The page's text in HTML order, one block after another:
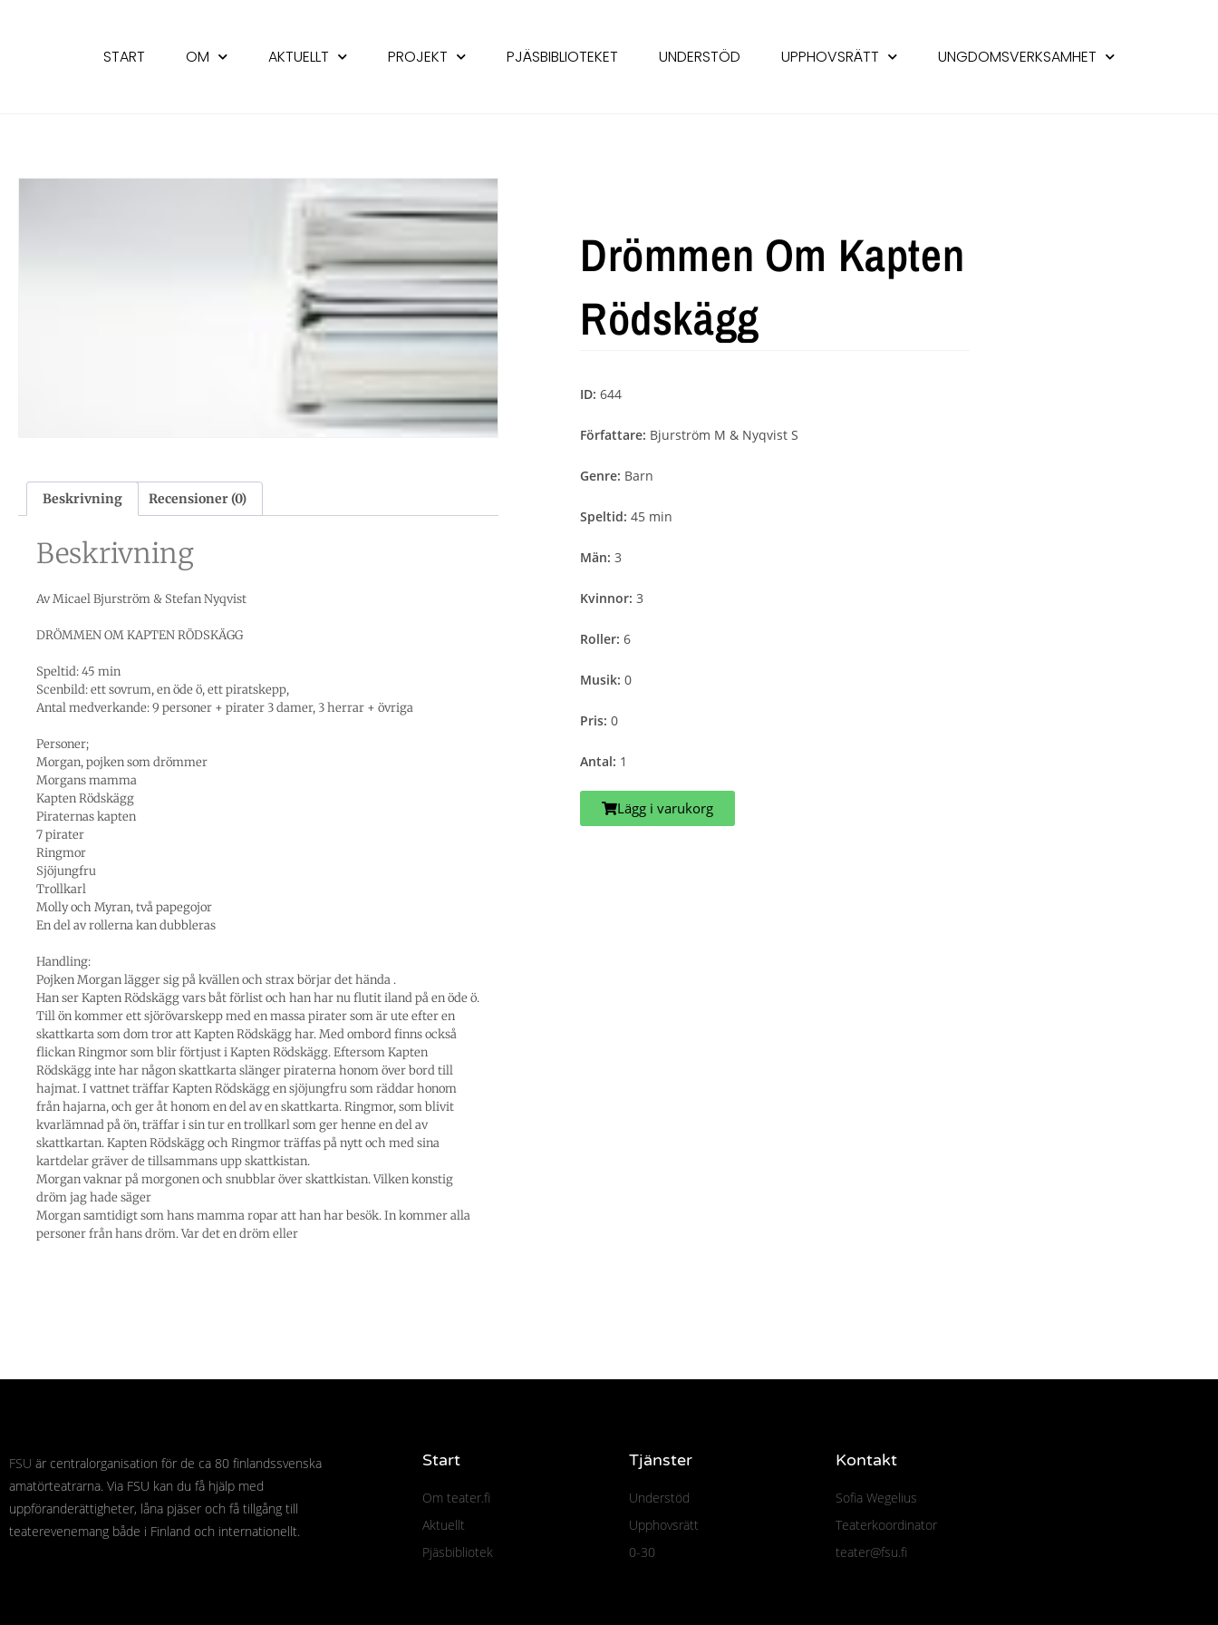
START OM AKTUELLT PROJEKT PJÄSBIBLIOTEKET UNDERSTÖD UPPHOVSRÄTT UNGDOMSVERKSAMHET
Beskrivning Recensioner (0)
Beskrivning
Av Micael Bjurström & Stefan Nyqvist
DRÖMMEN OM KAPTEN RÖDSKÄGG
Speltid: 45 min
Scenbild: ett sovrum, en öde ö, ett piratskepp,
Antal medverkande: 9 personer + pirater 3 damer, 3 herrar + övriga
Personer;
Morgan, pojken som drömmer
Morgans mamma
Kapten Rödskägg
Piraternas kapten
7 pirater
Ringmor
Sjöjungfru
Trollkarl
Molly och Myran, två papegojor
En del av rollerna kan dubbleras
Handling:
Pojken Morgan lägger sig på kvällen och strax börjar det hända .
Han ser Kapten Rödskägg vars båt förlist och han har nu flutit iland på en öde ö.
Till ön kommer ett sjörövarskepp med en massa pirater som är ute efter en
skattkarta som dom tror att Kapten Rödskägg har. Med ombord finns också
flickan Ringmor som blir förtjust i Kapten Rödskägg. Eftersom Kapten
Rödskägg inte har någon skattkarta slänger piraterna honom över bord till
hajmat. I vattnet träffar Kapten Rödskägg en sjöjungfru som räddar honom
från hajarna, och ger åt honom en del av en skattkarta. Ringmor, som blivit
kvarlämnad på ön, träffar i sin tur en trollkarl som ger henne en del av
skattkartan. Kapten Rödskägg och Ringmor träffas på nytt och med sina
kartdelar gräver de tillsammans upp skattkistan.
Morgan vaknar på morgonen och snubblar över skattkistan. Vilken konstig
dröm jag hade säger
Morgan samtidigt som hans mamma ropar att han har besök. In kommer alla
personer från hans dröm. Var det en dröm eller
Drömmen Om Kapten
Rödskägg
ID: 644
Författare: Bjurström M & Nyqvist S
Genre: Barn
Speltid: 45 min
Män: 3
Kvinnor: 3
Roller: 6
Musik: 0
Pris: 0
Antal: 1
Lägg i varukorg
FSU är centralorganisation för de ca 80 finlandssvenska
amatörteatrarna. Via FSU kan du få hjälp med
uppföranderättigheter, låna pjäser och få tillgång till
teaterevenemang både i Finland och internationellt.
Start
Om teater.fi
Aktuellt
Pjäsbibliotek
Tjänster
Understöd
Upphovsrätt
0-30
Kontakt
Sofia Wegelius
Teaterkoordinator
teater@fsu.fi